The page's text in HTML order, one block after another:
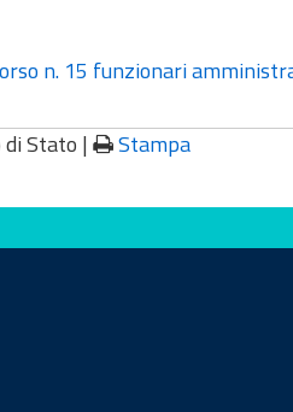
n. 15 funzionari
di Stato | Stampa